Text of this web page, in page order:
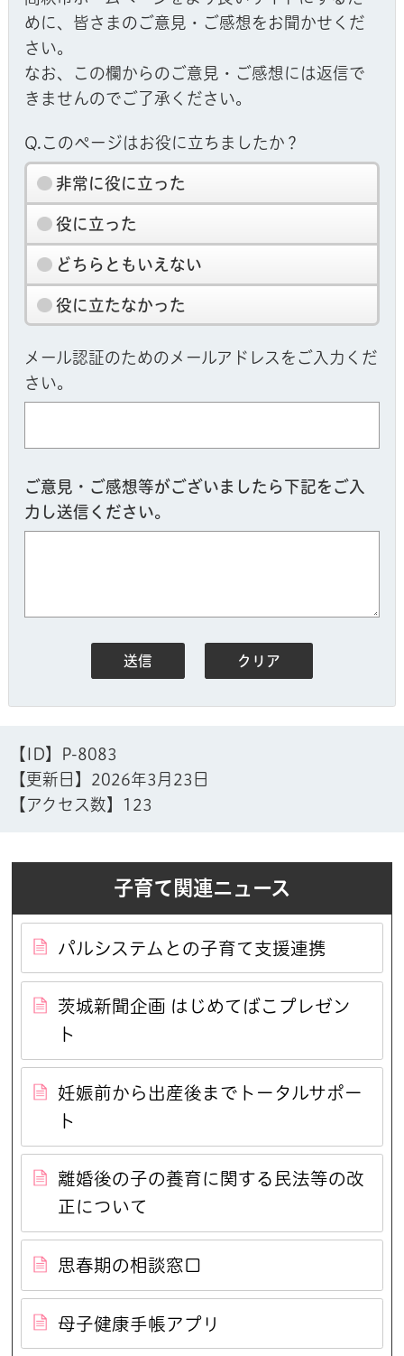
めに、皆さまのご意見・ご感想をお聞かせくだ
さい。
なお、この欄からのご意見・ご感想には返信で
きませんのでご了承ください。
Q.このページはお役に立ちましたか？
非常に役に立った
役に立った
どちらともいえない
役に立たなかった
メール認証のためのメールアドレスをご入力くだ
さい。
ご意見・ご感想等がございましたら下記をご入
力し送信ください。
【ID】
P-8083
【更新日】 2026年3月23日
【アクセス数】
123
子育て関連ニュース
パルシステムとの子育て支援連携
茨城新聞企画 はじめてばこプレゼン
ト
妊娠前から出産後までトータルサポー
ト
離婚後の子の養育に関する民法等の改
正について
思春期の相談窓口
母子健康手帳アプリ